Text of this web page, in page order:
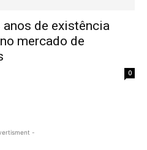
de existência
mercado de
0
-